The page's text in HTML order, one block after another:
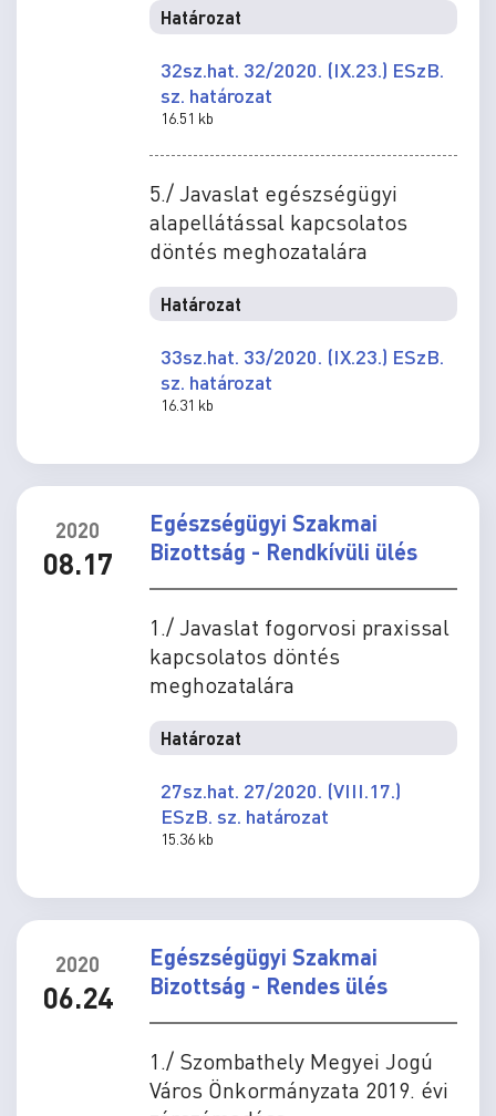
Határozat
32sz.hat. 32/2020. (IX.23.) ESzB.
sz. határozat
16.51 kb
5./ Javaslat egészségügyi
alapellátással kapcsolatos
döntés meghozatalára
Határozat
33sz.hat. 33/2020. (IX.23.) ESzB.
sz. határozat
16.31 kb
2020
08.17
Egészségügyi Szakmai
Bizottság - Rendkívüli ülés
1./ Javaslat fogorvosi praxissal
kapcsolatos döntés
meghozatalára
Határozat
27sz.hat. 27/2020. (VIII.17.)
ESzB. sz. határozat
15.36 kb
2020
06.24
Egészségügyi Szakmai
Bizottság - Rendes ülés
1./ Szombathely Megyei Jogú
Város Önkormányzata 2019. évi